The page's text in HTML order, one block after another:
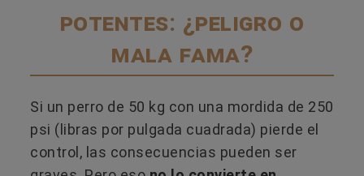
potentes: ¿peligro o
mala fama?
Si un perro de 50 kg con una mordida de 250
psi (libras por pulgada cuadrada) pierde el
control, las consecuencias pueden ser